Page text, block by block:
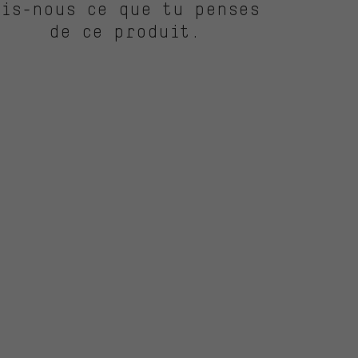
nous ce que tu penses
de ce produit.